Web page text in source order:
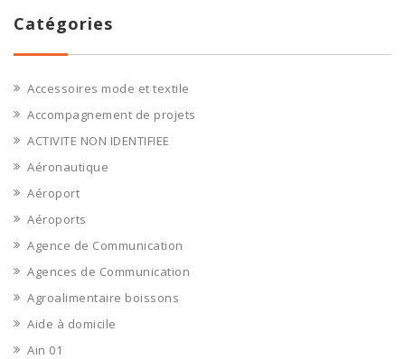
Catégories
Accessoires mode et textile
Accompagnement de projets
ACTIVITE NON IDENTIFIEE
Aéronautique
Aéroport
Aéroports
Agence de Communication
Agences de Communication
Agroalimentaire boissons
Aide à domicile
Ain 01